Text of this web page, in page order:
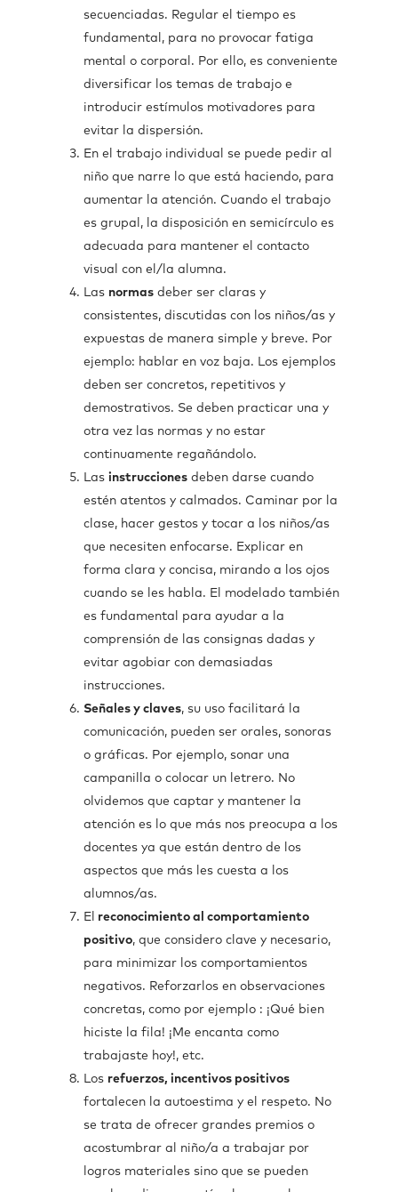
secuenciadas. Regular el tiempo es
fundamental, para no provocar fatiga
mental o corporal. Por ello, es conveniente
diversificar los temas de trabajo e
introducir estímulos motivadores para
evitar la dispersión.
En el trabajo individual se puede pedir al
niño que narre lo que está haciendo, para
aumentar la atención. Cuando el trabajo
es grupal, la disposición en semicírculo es
adecuada para mantener el contacto
visual con el/la alumna.
Las normas deber ser claras y
consistentes, discutidas con los niños/as y
expuestas de manera simple y breve. Por
ejemplo: hablar en voz baja. Los ejemplos
deben ser concretos, repetitivos y
demostrativos. Se deben practicar una y
otra vez las normas y no estar
continuamente regañándolo.
Las instrucciones deben darse cuando
estén atentos y calmados. Caminar por la
clase, hacer gestos y tocar a los niños/as
que necesiten enfocarse. Explicar en
forma clara y concisa, mirando a los ojos
cuando se les habla. El modelado también
es fundamental para ayudar a la
comprensión de las consignas dadas y
evitar agobiar con demasiadas
instrucciones.
Señales y claves, su uso facilitará la
comunicación, pueden ser orales, sonoras
o gráficas. Por ejemplo, sonar una
campanilla o colocar un letrero. No
olvidemos que captar y mantener la
atención es lo que más nos preocupa a los
docentes ya que están dentro de los
aspectos que más les cuesta a los
alumnos/as.
El reconocimiento al comportamiento
positivo, que considero clave y necesario,
para minimizar los comportamientos
negativos. Reforzarlos en observaciones
concretas, como por ejemplo : ¡Qué bien
hiciste la fila! ¡Me encanta como
trabajaste hoy!, etc.
Los refuerzos, incentivos positivos
fortalecen la autoestima y el respeto. No
se trata de ofrecer grandes premios o
acostumbrar al niño/a a trabajar por
logros materiales sino que se pueden